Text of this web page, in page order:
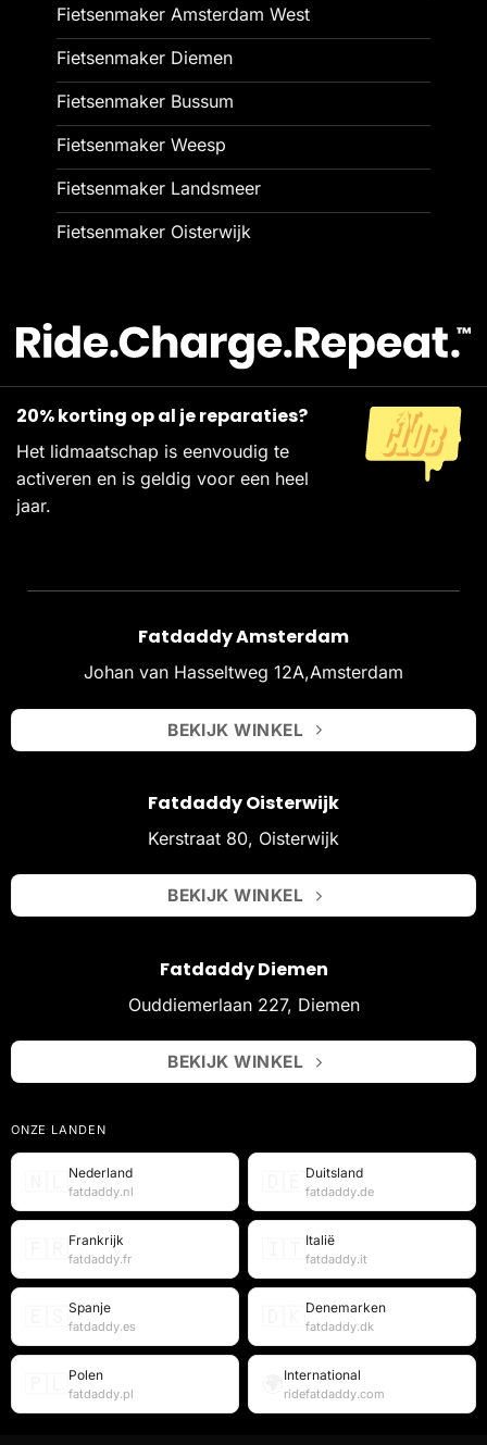
Fietsenmaker Amsterdam West
Fietsenmaker Diemen
Fietsenmaker Bussum
Fietsenmaker Weesp
Fietsenmaker Landsmeer
Fietsenmaker Oisterwijk
20% korting op al je reparaties?
Het lidmaatschap is eenvoudig te
activeren en is geldig voor een heel
jaar.
Fatdaddy Amsterdam
Johan van Hasseltweg 12A,Amsterdam
BEKIJK WINKEL
Fatdaddy Oisterwijk
Kerstraat 80, Oisterwijk
BEKIJK WINKEL
Fatdaddy Diemen
Ouddiemerlaan 227, Diemen
BEKIJK WINKEL
ONZE LANDEN
Nederland
fatdaddy.nl
Duitsland
fatdaddy.de
Frankrijk
fatdaddy.fr
Italië
fatdaddy.it
Spanje
fatdaddy.es
Denemarken
fatdaddy.dk
Polen
fatdaddy.pl
International
ridefatdaddy.com